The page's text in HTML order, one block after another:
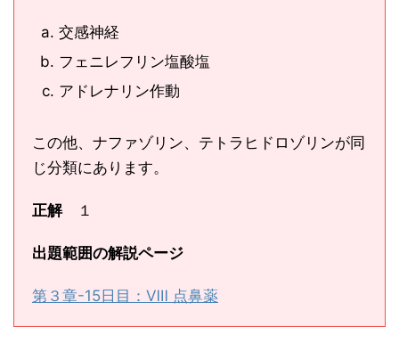
交感神経
フェニレフリン塩酸塩
アドレナリン作動
この他、ナファゾリン、テトラヒドロゾリンが同
じ分類にあります。
正解１
出題範囲の解説ページ
第３章-15日目：Ⅷ 点鼻薬